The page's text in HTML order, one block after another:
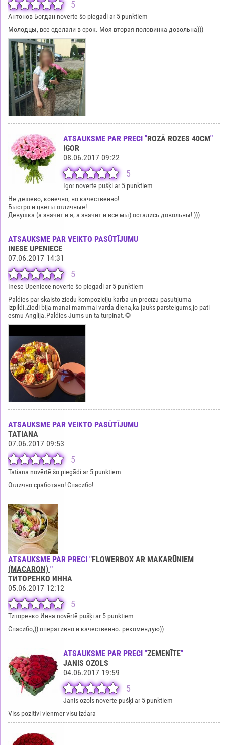
5
Антонов Богдан novērtē šo piegādi ar 5 punktiem
Молодцы, все сделали в срок. Моя вторая половинка довольна)))
ATSAUKSME PAR PRECI "ROZĀ ROZES 40CM"
IGOR
08.06.2017 09:22
5
Igor novērtē pušķi ar 5 punktiem
Не дешево, конечно, но качественно!
Быстро и цветы отличные!
Девушка (а значит и я, а значит и все мы) остались довольны! )))
ATSAUKSME PAR VEIKTO PASŪTĪJUMU
INESE UPENIECE
07.06.2017 14:31
5
Inese Upeniece novērtē šo piegādi ar 5 punktiem
Paldies par skaisto ziedu kompoziciju kārbā un precīzu pasūtījuma
izpildi.Ziedi bija manai mammai vārda dienā,kā jauks pārsteigums,jo pati
esmu Anglijā.Paldies Jums un tā turpināt.🌻
ATSAUKSME PAR VEIKTO PASŪTĪJUMU
TATIANA
07.06.2017 09:53
5
Tatiana novērtē šo piegādi ar 5 punktiem
Отлично сработано! Спасибо!
ATSAUKSME PAR PRECI "FLOWERBOX AR MAKARŪNIEM
(MACARON) "
ТИТОРЕНКО ИННА
05.06.2017 12:12
5
Титоренко Инна novērtē pušķi ar 5 punktiem
Спасибо,)) оперативно и качественно. рекомендую))
ATSAUKSME PAR PRECI "ZEMENĪTE"
JANIS OZOLS
04.06.2017 19:59
5
Janis ozols novērtē pušķi ar 5 punktiem
Viss pozitivi vienmer visu izdara